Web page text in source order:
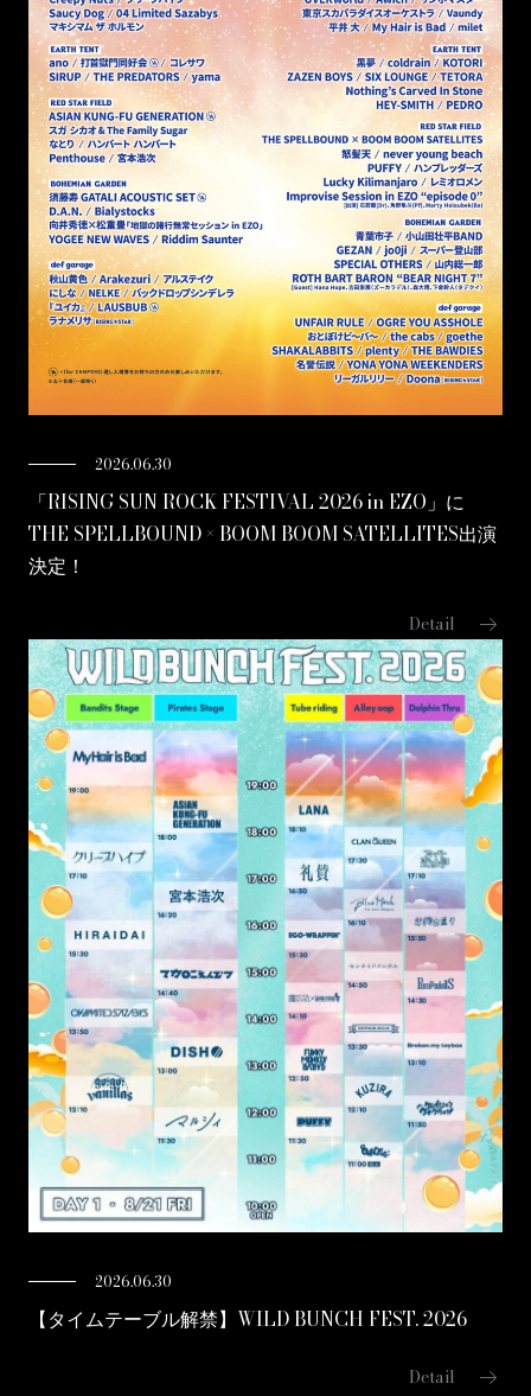
2026.06.30
「RISING SUN ROCK FESTIVAL 2026 in EZO」に
THE SPELLBOUND × BOOM BOOM SATELLITES出演
決定！
Detail arrow_right_alt
2026.06.30
【タイムテーブル解禁】WILD BUNCH FEST. 2026
Detail arrow_right_alt